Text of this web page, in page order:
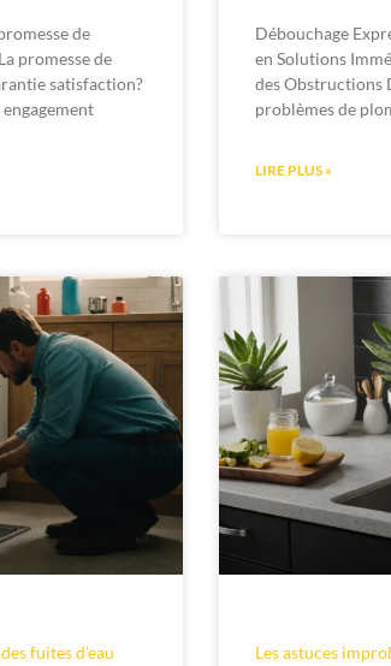
de
promesse de
satisfaction?
Débouchage
en Solutions
des Obstructions
problèmes de
LIRE PLUS »
fuites d’eau Les astuces